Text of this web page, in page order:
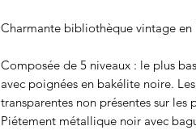
Charmante bibliothèque vintage en
Composée de 5 niveaux : le plus
avec poignées en bakélite noire.
transparentes non présentes sur
Piétement métallique noir avec